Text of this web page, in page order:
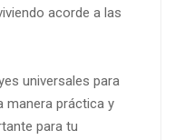
acorde a las
universales para
manera práctica y
para tu